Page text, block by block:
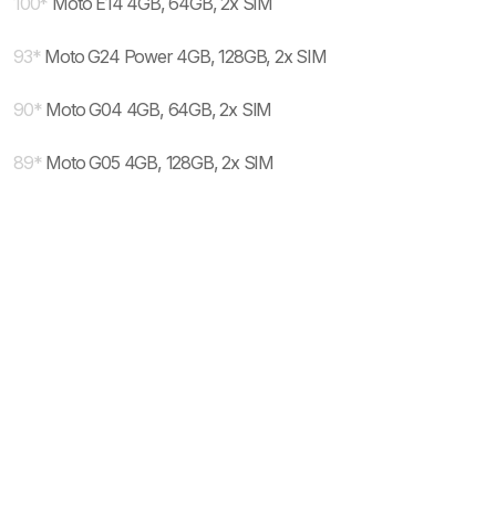
93* Moto G24 Power 4GB, 128GB, 2x SIM
90* Moto G04 4GB, 64GB, 2x SIM
89* Moto G05 4GB, 128GB, 2x SIM